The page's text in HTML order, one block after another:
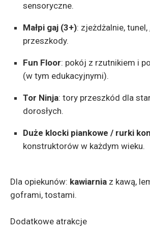
sensoryczne.
Małpi gaj (3+): zjeżdżalnie,
przeszkody.
Fun Floor: pokój z rzutnikiem i
(w tym edukacyjnymi).
Tor Ninja: tory przeszkód dla
dorosłych.
Duże klocki piankowe / rurki
konstruktorów w każdym wieku.
Dla opiekunów: kawiarnia z kawą,
goframi, tostami.
Dodatkowe atrakcje